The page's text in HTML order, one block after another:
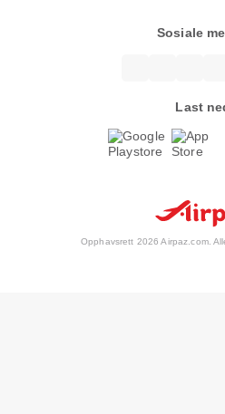
Sosiale
Last
Opphavsrett 2026 Airpaz.com.